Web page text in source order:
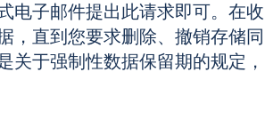
电子邮件提出此请求即可。在收
，直到您要求删除、撤销存储同
于强制性数据保留期的规定，